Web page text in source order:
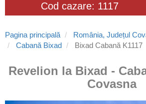
Cod cazare: 1117
Pagina principală România, Județul
Cabană Bixad
Bixad Cabană K1117
Revelion la Bixad -
Covasna